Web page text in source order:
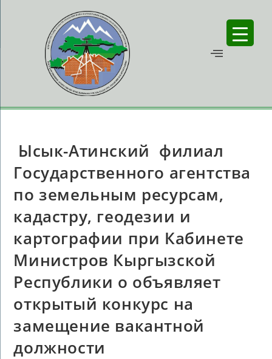
Ысык-Атинский филиал
Государственного агентства
по земельным ресурсам,
кадастру, геодезии и
картографии при Кабинете
Министров Кыргызской
Республики о объявляет
открытый конкурс на
замещение вакантной
должности